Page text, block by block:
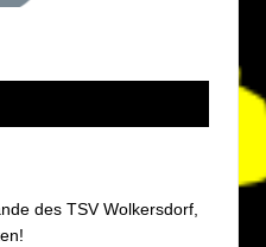
des TSV Wolkersdorf,